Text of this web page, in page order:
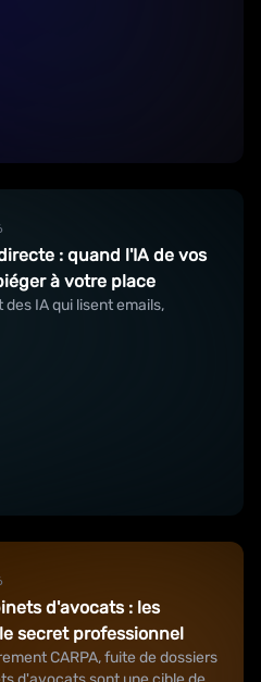
: quand l'IA de vos
à votre place
IA qui lisent emails,
d'avocats : les
secret professionnel
CARPA, fuite de dossiers